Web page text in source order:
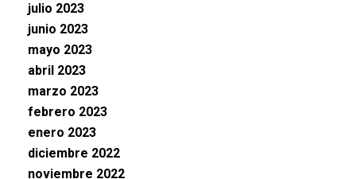
julio 2023
junio 2023
mayo 2023
abril 2023
marzo 2023
febrero 2023
enero 2023
diciembre 2022
noviembre 2022